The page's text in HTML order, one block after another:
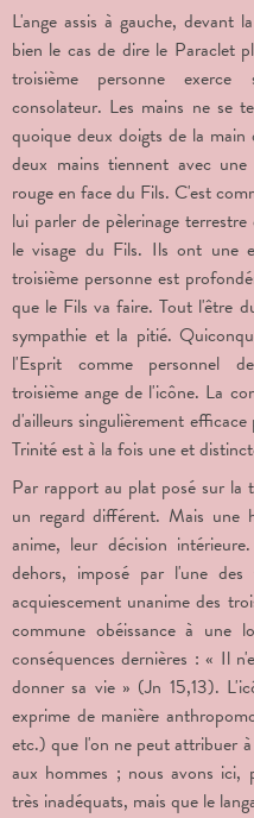
L'ange assis à gauche, devant
bien le cas de dire le Paraclet
troisième personne
consolateur. Les mains ne se
quoique deux doigts de la
deux mains tiennent avec
rouge en face du Fils. C'est
lui parler de pèlerinage
le visage du Fils. Ils ont une
troisième personne est
que le Fils va faire. Tout l'être
sympathie et la pitié.
l'Esprit comme personnel
troisième ange de l'icône. La
d'ailleurs singulièrement
Trinité est à la fois une et
Par rapport au plat posé sur la
un regard différent. Mais
anime, leur décision
dehors, imposé par l'une
acquiescement unanime des
commune obéissance à une
conséquences dernières : « Il
donner sa vie » (Jn 15,13).
exprime de manière
etc.) que l'on ne peut attribuer
aux hommes ; nous avons ici,
très inadéquats, mais que le